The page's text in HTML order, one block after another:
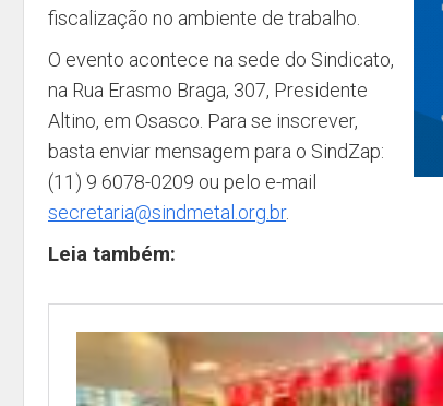
fiscalização no ambiente de trabalho.
O evento acontece na sede do Sindicato,
na Rua Erasmo Braga, 307, Presidente
Altino, em Osasco . Para se inscrever,
basta enviar mensagem para o SindZap:
(11) 9 6078-0209 ou pelo e-mail
secretaria@sindmetal.org.br.
Leia também: